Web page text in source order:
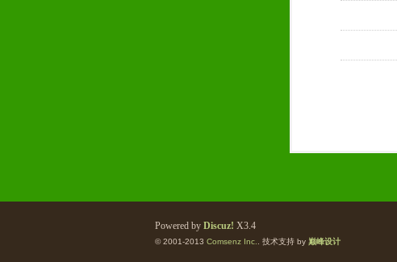
Powered by Discuz! X3.4
© 2001-2013 Comsenz Inc. . 技术支持 by 巅峰设计